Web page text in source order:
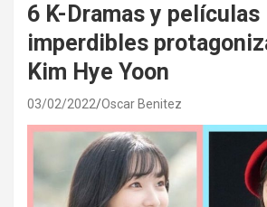
6 K-Dramas y películas
imperdibles
Kim Hye Yoon
03/02/2022 Oscar Benitez